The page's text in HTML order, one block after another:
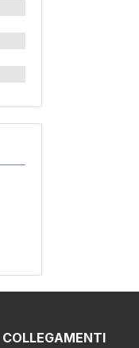
COLLEGAMENTI